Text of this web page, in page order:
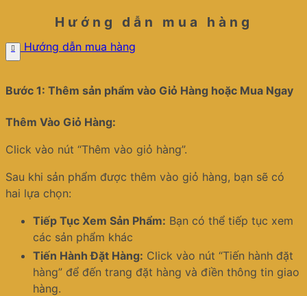
Hướng dẫn mua hàng
Hướng dẫn mua hàng
Bước 1: Thêm sản phẩm vào Giỏ Hàng hoặc Mua Ngay
Thêm Vào Giỏ Hàng:
Click vào nút “Thêm vào giỏ hàng”.
Sau khi sản phẩm được thêm vào giỏ hàng, bạn sẽ có
hai lựa chọn:
Tiếp Tục Xem Sản Phẩm: Bạn có thể tiếp tục xem
các sản phẩm khác
Tiến Hành Đặt Hàng: Click vào nút “Tiến hành đặt
hàng” để đến trang đặt hàng và điền thông tin giao
hàng.